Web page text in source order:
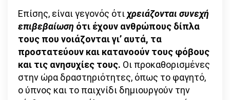
Επίσης, είναι γεγονός ότιχρειάζονται συνεχή
επιβεβαίωση ότι έχουν ανθρώπους δίπλα
τους που νοιάζονται γι’ αυτά, τα
προστατεύουν και κατανοούν τους φόβους
και τις ανησυχίες τους. Οι προκαθορισμένες
στην ώρα δραστηριότητες, όπως το φαγητό,
ο ύπνος και το παιχνίδι δημιουργούν την